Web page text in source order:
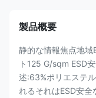
製品概要
静的な情報焦点地域
ト125 G/sqm ESD
述:63%ポリエステ
れるそれはESD安